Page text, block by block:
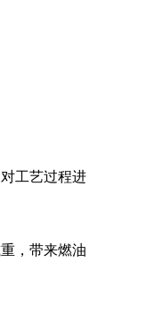
工艺过程进
，带来燃油